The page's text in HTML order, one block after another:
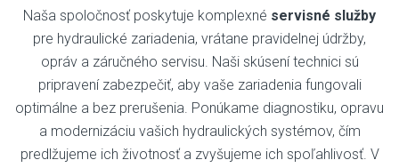
Naša spoločnosť poskytuje komplexné servisné služby
pre hydraulické zariadenia, vrátane pravidelnej údržby,
opráv a záručného servisu. Naši skúsení technici sú
pripravení zabezpečiť, aby vaše zariadenia fungovali
optimálne a bez prerušenia. Ponúkame diagnostiku, opravu
a modernizáciu vašich hydraulických systémov, čím
predlžujeme ich životnosť a zvyšujeme ich spoľahlivosť. V